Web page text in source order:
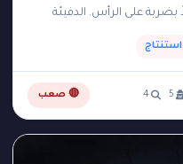
بضربة على الرأس. الدفيئة
5
4 🔴 صعب